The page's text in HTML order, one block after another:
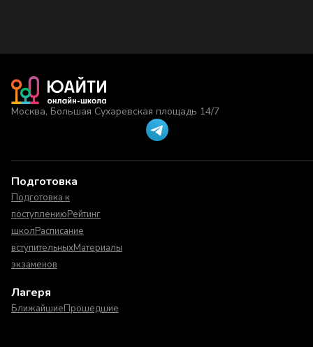
Москва, Большая Сухаревская площадь 14/7
Подготовка
Подготовка к
поступлениюРейтинг
школРасписание
вступительныхМатериалы
экзаменов
Лагеря
БлижайшиеПрошедшие